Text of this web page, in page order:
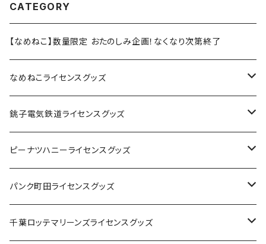
CATEGORY
【なめねこ】数量限定 おたのしみ企画！なくなり次第終了
なめねこライセンスグッズ
Tシャツ
キャップ
ステッカー
缶バッジ
銚子電気鉄道ライセンスグッズ
ステッカー
缶バッジ
アクリルキーホルダー
ピーナツハニーライセンスグッズ
Tシャツ
キャップ
パンク町田ライセンスグッズ
Tシャツ
千葉ロッテマリーンズライセンスグッズ